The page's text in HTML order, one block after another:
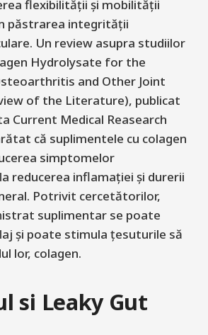
flexibilității și mobilității
păstrarea integrității
Un review asupra studiilor
Hydrolysate for the
and Other Joint
of the Literature), publicat
Current Medical Reasearch
că suplimentele cu colagen
simptomelor
reducerea inflamației și durerii
Potrivit cercetătorilor,
suplimentar se poate
și poate stimula țesuturile să
lor, colagen.
si Leaky Gut